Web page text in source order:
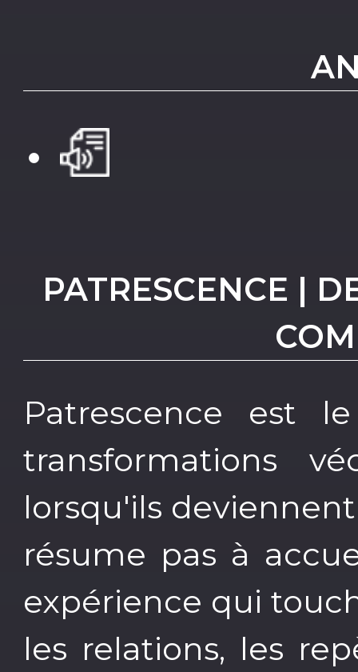
PATRESCENCE |
Patrescence est
transformations
lorsqu'ils
résume pas à
expérience qui
les relations, les